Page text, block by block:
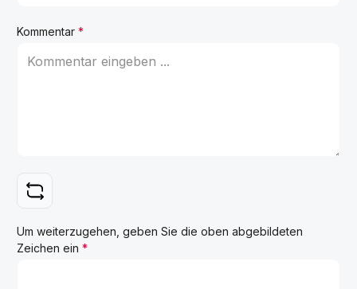
Kommentar *
Um weiterzugehen, geben Sie die oben abgebildeten
Zeichen ein *